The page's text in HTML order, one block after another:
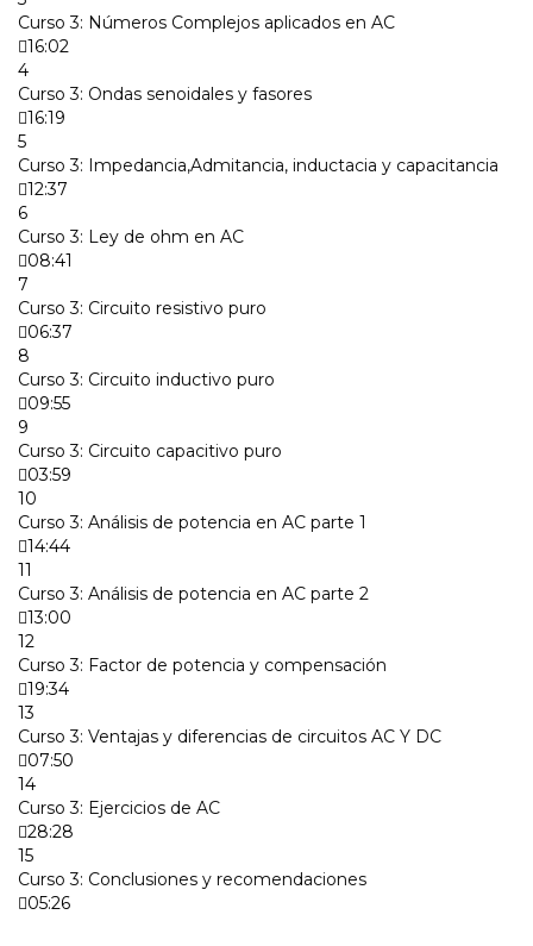
Curso 3: Números Complejos aplicados en AC
16:02
4
Curso 3: Ondas senoidales y fasores
16:19
5
Curso 3: Impedancia,Admitancia, inductacia y capacitancia
12:37
6
Curso 3: Ley de ohm en AC
08:41
7
Curso 3: Circuito resistivo puro
06:37
8
Curso 3: Circuito inductivo puro
09:55
9
Curso 3: Circuito capacitivo puro
03:59
10
Curso 3: Análisis de potencia en AC parte 1
14:44
11
Curso 3: Análisis de potencia en AC parte 2
13:00
12
Curso 3: Factor de potencia y compensación
19:34
13
Curso 3: Ventajas y diferencias de circuitos AC Y DC
07:50
14
Curso 3: Ejercicios de AC
28:28
15
Curso 3: Conclusiones y recomendaciones
05:26